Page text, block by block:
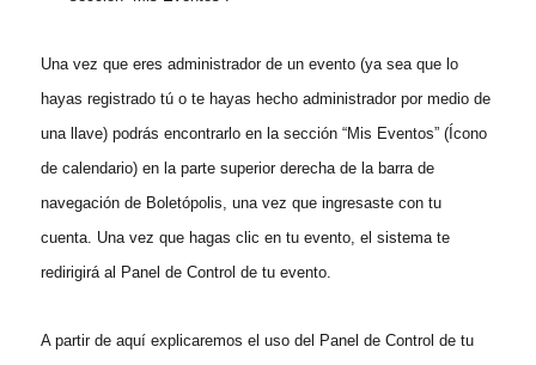
Una vez que eres administrador de un evento(ya sea que lo
hayas registrado tú o te hayas hecho administrador por medio de
una llave) podrás encontrarlo en la sección “Mis Eventos” (Ícono
de calendario) en la parte superior derecha de la barra de
navegación de Boletópolis, una vez que ingresaste con tu
cuenta. Una vez que hagas clic en tu evento, el sistema te
redirigirá al Panel de Control de tu evento.
A partir de aquí explicaremos el uso del Panel de Control de tu